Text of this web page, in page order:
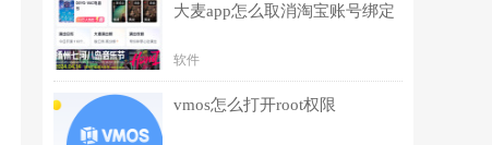
大麦app怎么取消淘宝账号绑定
软件
vmos怎么打开root权限